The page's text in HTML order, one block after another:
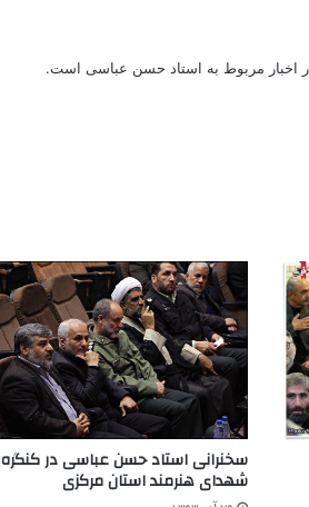
اخبار مربوط به استاد حسن عباسی است.
سخنرانی استاد حسن عباسی در کنگره
شهدای هنرمند استان مرکزی